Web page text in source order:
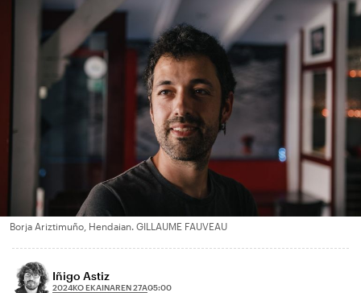
Borja Ariztimuño, Hendaian. GILLAUME FAUVEAU
Iñigo Astiz
2024KO EKAINAREN 27A05:00